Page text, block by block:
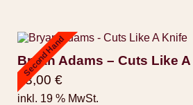
Second Hand
Bryan Adams – Cuts Like
13,00 €
inkl. 19 % MwSt.